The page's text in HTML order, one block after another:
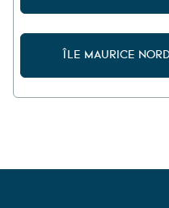
ÎLE MAURICE